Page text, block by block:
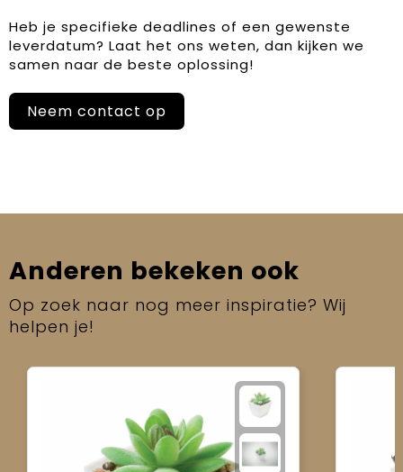
Heb je specifieke deadlines of een gewenste
leverdatum? Laat het ons weten, dan kijken we
samen naar de beste oplossing!
Neem contact op
Anderen bekeken ook
Op zoek naar nog meer inspiratie? Wij
helpen je!